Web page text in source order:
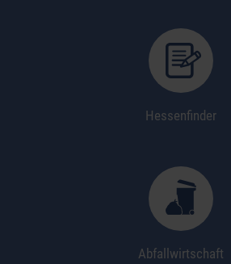
Hessenfinder
Abfallwirtschaft